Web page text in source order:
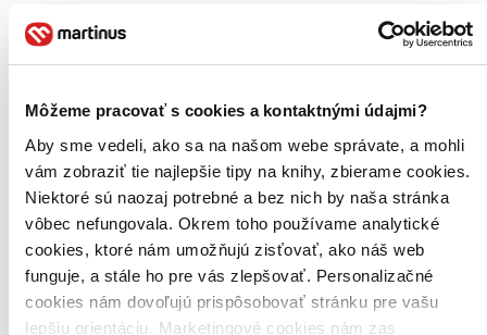
Môžeme pracovať s cookies a kontaktnými údajmi?
Aby sme vedeli, ako sa na našom webe správate, a mohli
vám zobraziť tie najlepšie tipy na knihy, zbierame cookies.
Niektoré sú naozaj potrebné a bez nich by naša stránka
vôbec nefungovala. Okrem toho používame analytické
cookies, ktoré nám umožňujú zisťovať, ako náš web
funguje, a stále ho pre vás zlepšovať. Personalizačné
cookies nám dovoľujú prispôsobovať stránku pre vašu
lepšiu orientáciu. Marketingové cookies nám zas
Väzba
Zoradiť
Bestsellery
Top hodnotené
Novinky
Najdrahšie
Najlacnejšie